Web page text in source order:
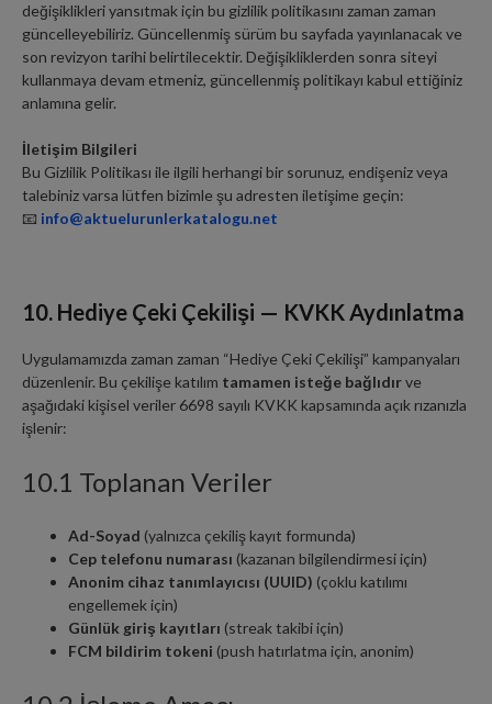
değişiklikleri yansıtmak için bu gizlilik politikasını zaman zaman
güncelleyebiliriz. Güncellenmiş sürüm bu sayfada yayınlanacak ve
son revizyon tarihi belirtilecektir. Değişikliklerden sonra siteyi
kullanmaya devam etmeniz, güncellenmiş politikayı kabul ettiğiniz
anlamına gelir.
İletişim Bilgileri
Bu Gizlilik Politikası ile ilgili herhangi bir sorunuz, endişeniz veya
talebiniz varsa lütfen bizimle şu adresten iletişime geçin:
📧 info@aktuelurunlerkatalogu.net
10. Hediye Çeki Çekilişi — KVKK Aydınlatma
Uygulamamızda zaman zaman “Hediye Çeki Çekilişi” kampanyaları
düzenlenir. Bu çekilişe katılım tamamen isteğe bağlıdırve
aşağıdaki kişisel veriler 6698 sayılı KVKK kapsamında açık rızanızla
işlenir:
10.1 Toplanan Veriler
Ad-Soyad (yalnızca çekiliş kayıt formunda)
Cep telefonu numarası (kazanan bilgilendirmesi için)
Anonim cihaz tanımlayıcısı (UUID) (çoklu katılımı
engellemek için)
Günlük giriş kayıtları (streak takibi için)
FCM bildirim tokeni (push hatırlatma için, anonim)